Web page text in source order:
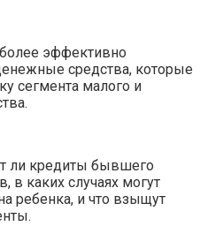
эффективно
средства, которые
сегмента малого и
ли кредиты бывшего
в каких случаях могут
ребенка, и что взыщут